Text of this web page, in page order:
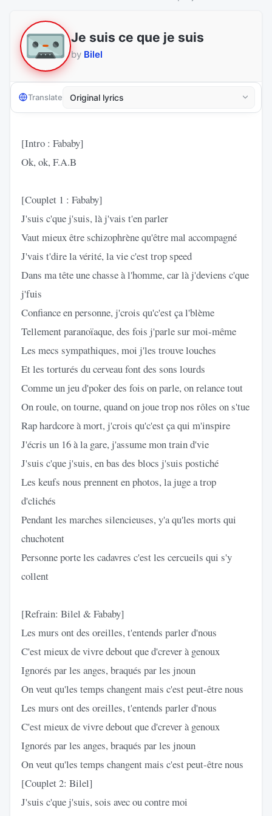
Je suis ce que je suis
by Bilel
Translate
[Intro : Fababy]
Ok, ok, F.A.B
[Couplet 1 : Fababy]
J'suis c'que j'suis, là j'vais t'en parler
Vaut mieux être schizophrène qu'être mal accompagné
J'vais t'dire la vérité, la vie c'est trop speed
Dans ma tête une chasse à l'homme, car là j'deviens c'que
j'fuis
Confiance en personne, j'crois qu'c'est ça l'blème
Tellement paranoïaque, des fois j'parle sur moi-même
Les mecs sympathiques, moi j'les trouve louches
Et les torturés du cerveau font des sons lourds
Comme un jeu d'poker des fois on parle, on relance tout
On roule, on tourne, quand on joue trop nos rôles on s'tue
Rap hardcore à mort, j'crois qu'c'est ça qui m'inspire
J'écris un 16 à la gare, j'assume mon train d'vie
J'suis c'que j'suis, en bas des blocs j'suis postiché
Les keufs nous prennent en photos, la juge a trop
d'clichés
Pendant les marches silencieuses, y'a qu'les morts qui
chuchotent
Personne porte les cadavres c'est les cercueils qui s'y
collent
[Refrain: Bilel & Fababy]
Les murs ont des oreilles, t'entends parler d'nous
C'est mieux de vivre debout que d'crever à genoux
Ignorés par les anges, braqués par les jnoun
On veut qu'les temps changent mais c'est peut-être nous
Les murs ont des oreilles, t'entends parler d'nous
C'est mieux de vivre debout que d'crever à genoux
Ignorés par les anges, braqués par les jnoun
On veut qu'les temps changent mais c'est peut-être nous
[Couplet 2: Bilel]
J'suis c'que j'suis, sois avec ou contre moi